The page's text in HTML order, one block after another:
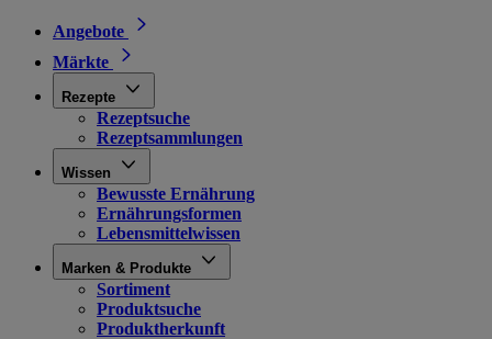
Angebote
Märkte
Rezepte
Rezeptsuche
Rezeptsammlungen
Wissen
Bewusste Ernährung
Ernährungsformen
Lebensmittelwissen
Marken & Produkte
Sortiment
Produktsuche
Produktherkunft